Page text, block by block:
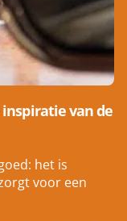
van de
het is
voor een